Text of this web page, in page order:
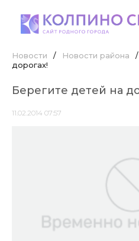
Новости / Новости района /
дорогах!
Берегите детей на
11.02.2014 07:57